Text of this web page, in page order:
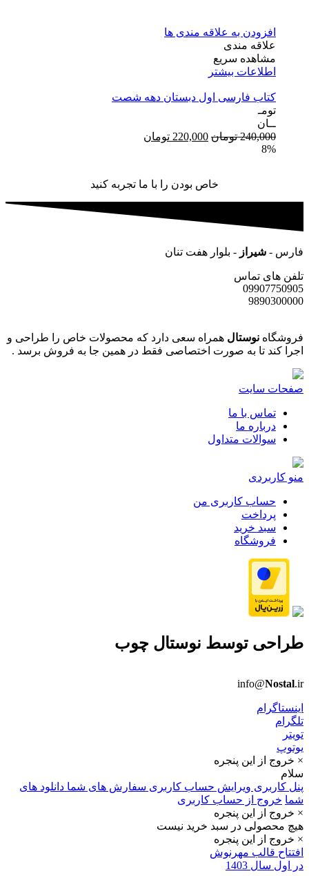
افزودن به علاقه مندی ها
علاقه مندی
مشاهده سریع
اطلاعات بیشتر
کتاب فارسی اول دبستان دهه شصت
تومـ
ــان
240,000 تومان 220,000 تومان
8%
خاص بودن را با ما تجربه کنید
فارس - شیراز - بلوار هفت تنان
تلفن های تماس
09907750905
9890300000
فروشگاه نوستال همراه سعی دارد که محصولات خاص را طراحی و
اجرا کند تا به صورت اختصاصی فقط در همین جا به فروش برسد .
صفحات سایت
تماس با ما
درباره ما
سوالات متداول
منو کاربردی
حساب کاربری من
پرداخت
سبد خرید
فروشگاه
طراحی توسط نوستال چوب
info@Nostal.ir
اینستاگرام
تلگرام
تویتر
یوتوپ
× خروج از این پنجره
سلام
پنل کاربری ویرایش حساب کاربری سفارش های شما دانلود های
شما خروج از حساب کاربری
× خروج از این پنجره
هیچ محصولی در سبد خرید نیست
× خروج از این پنجره
افتتاح قالب مهرنوش
در اول سال 1403